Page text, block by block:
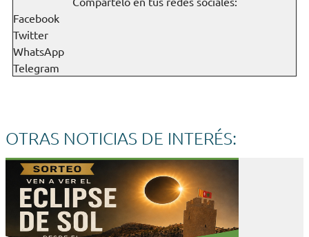
Facebook
Twitter
WhatsApp
Telegram
OTRAS NOTICIAS DE INTERÉS: